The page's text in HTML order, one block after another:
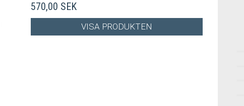
570,00 SEK
VISA PRODUKTEN